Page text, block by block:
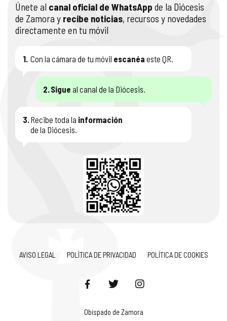
Únete al canal oficial de WhatsApp de la Diócesis
de Zamora y recibe noticias, recursos y novedades
directamente en tu móvil
1. Con la cámara de tu móvil escanéa este QR.
2. Sigue al canal de la Diócesis.
3. Recibe toda la información
de la Diócesis.
AVISO LEGAL POLÍTICA DE PRIVACIDAD POLÍTICA DE COOKIES
Obispado de Zamora